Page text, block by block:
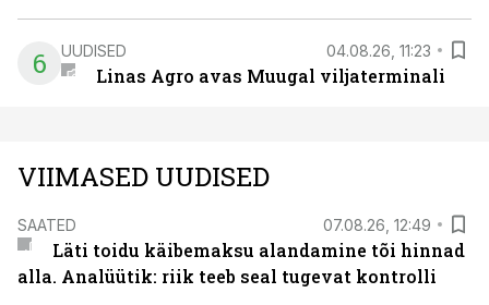
6 UUDISED 04.08.26, 11:23
Linas Agro avas Muugal viljaterminali
VIIMASED UUDISED
SAATED 07.08.26, 12:49
Läti toidu käibemaksu alandamine tõi hinnad
alla. Analüütik: riik teeb seal tugevat kontrolli